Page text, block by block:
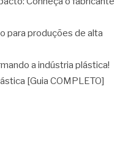
para produções de alta
a indústria plástica!
[Guia COMPLETO]